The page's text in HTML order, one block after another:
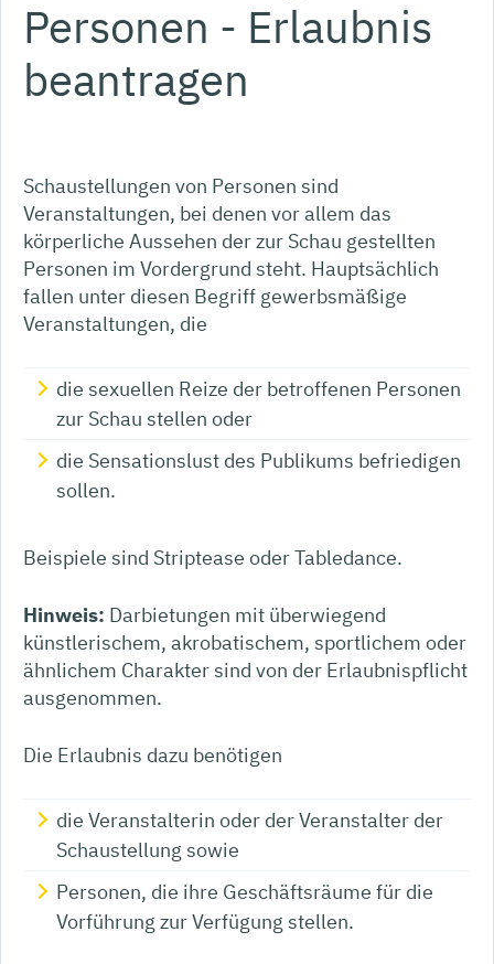
Personen - Erlaubnis
beantragen
Schaustellungen von Personen sind
Veranstaltungen, bei denen vor allem das
körperliche Aussehen der zur Schau gestellten
Personen im Vordergrund steht. Hauptsächlich
fallen unter diesen Begriff gewerbsmäßige
Veranstaltungen, die
die sexuellen Reize der betroffenen Personen
zur Schau stellen oder
die Sensationslust des Publikums befriedigen
sollen.
Beispiele sind Striptease oder Tabledance.
Hinweis: Darbietungen mit überwiegend
künstlerischem, akrobatischem, sportlichem oder
ähnlichem Charakter sind von der Erlaubnispflicht
ausgenommen.
Die Erlaubnis dazu benötigen
die Veranstalterin oder der Veranstalter der
Schaustellung sowie
Personen, die ihre Geschäftsräume für die
Vorführung zur Verfügung stellen.